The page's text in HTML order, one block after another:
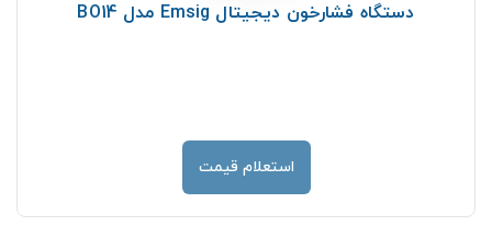
دستگاه فشارخون دیجیتال Emsig مدل BO14
استعلام قیمت